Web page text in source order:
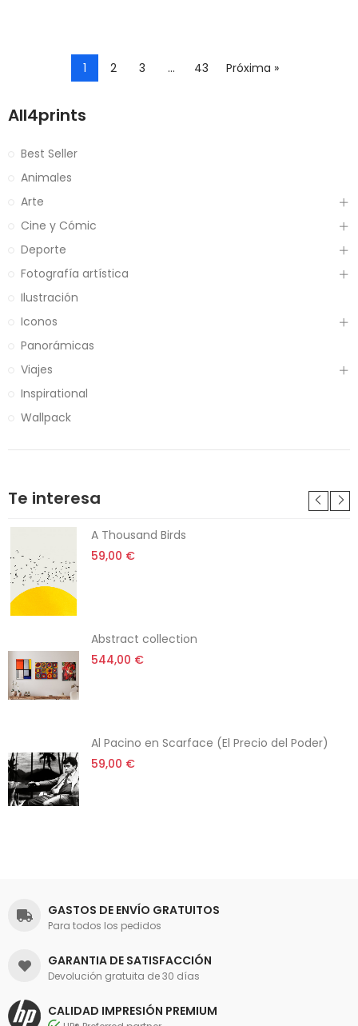
1 2 3 … 43 Próxima »
All4prints
Best Seller
Animales
Arte
Cine y Cómic
Deporte
Fotografía artística
Ilustración
Iconos
Panorámicas
Viajes
Inspirational
Wallpack
Te interesa
A Thousand Birds
59,00 €
Abstract collection
544,00 €
Al Pacino en Scarface (El Precio del Poder)
59,00 €
GASTOS DE ENVÍO GRATUITOS
Para todos los pedidos
GARANTIA DE SATISFACCIÓN
Devolución gratuita de 30 días
CALIDAD IMPRESIÓN PREMIUM